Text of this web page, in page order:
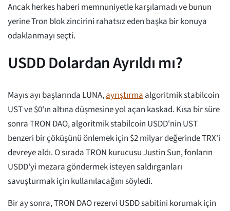
Ancak herkes haberi memnuniyetle karşılamadı ve bunun
yerine Tron blok zincirini rahatsız eden başka bir konuya
odaklanmayı seçti.
USDD Dolardan Ayrıldı mı?
Mayıs ayı başlarında LUNA,ayrıştırma algoritmik stabilcoin
UST ve $0'ın altına düşmesine yol açan kaskad. Kısa bir süre
sonra TRON DAO, algoritmik stabilcoin USDD'nin UST
benzeri bir çöküşünü önlemek için $2 milyar değerinde TRX'i
devreye aldı. O sırada TRON kurucusu Justin Sun, fonların
USDD'yi mezara göndermek isteyen saldırganları
savuşturmak için kullanılacağını söyledi.
Bir ay sonra, TRON DAO rezervi USDD sabitini korumak için